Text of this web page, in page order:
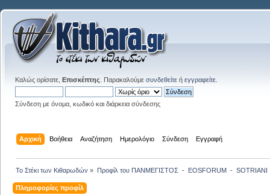
Καλώς ορίσατε, Επισκέπτης . Παρακαλούμε συνδεθείτε ή εγγραφείτε
Σύνδεση με όνομα, κωδικό και διάρκεια σύνδεσης
Αρχική Βοήθεια Αναζήτηση Ημερολόγιο Σύνδεση Εγγραφή
Το Στέκι των Κιθαρωδών » Προφίλ του ΠΑΝΜΕΓΙΣΤΟΣ  -  EOSFORUM  -  SOTRIANI
Πληροφορίες προφίλ